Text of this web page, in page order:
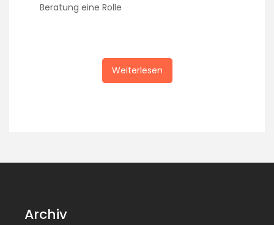
Beratung eine Rolle
Weiterlesen
Archiv